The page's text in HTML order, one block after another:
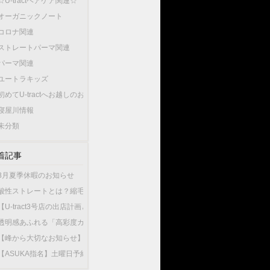
ーガニックノート
ロナ関連
トレートパーマ関連
ーマ関連
ートラキッズ
めてU-tractへお越しのお客様へ…
屋川情報
分類
記事
月夏季休暇のお知らせ
性ストレートとは？縮毛矯正との違いやU-tractの酸性ストレートが選ばれている
U-tract3号店の出店計画と今後の渡辺の出勤店舗について】
明感あふれる「高彩度カラー」が人気！大人女性が選ぶこの夏最旬のヘアカラー
峰から大切なお知らせ】10月1日から新店舗U-tractNorthGardenへ異動いたしま
ASUKA指名】土曜日予約が可能になりました！